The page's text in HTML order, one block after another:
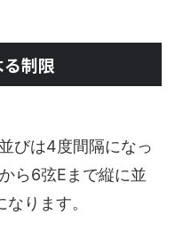
制限
びは4度間隔になっ
ら6弦Eまで縦に並
ります。